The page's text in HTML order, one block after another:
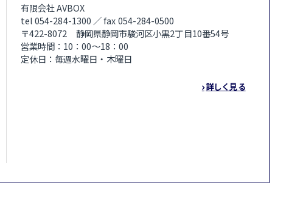
有限会社 AVBOX
tel 054-284-1300 ／ fax 054-284-0500
〒422-8072 静岡県静岡市駿河区小黒2丁目10番54号
営業時間：10：00～18：00
定休日：毎週水曜日・木曜日
詳しく見る